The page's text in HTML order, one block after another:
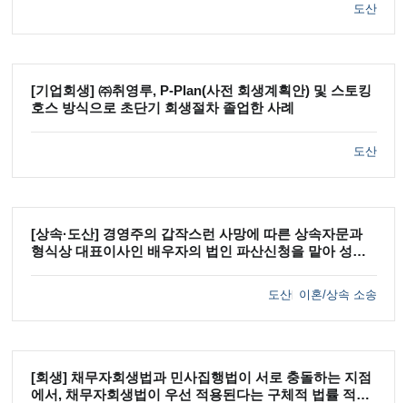
도산
[기업회생] ㈜취영루, P-Plan(사전 회생계획안) 및 스토킹
호스 방식으로 초단기 회생절차 졸업한 사례
도산
[상속·도산] 경영주의 갑작스런 사망에 따른 상속자문과
형식상 대표이사인 배우자의 법인 파산신청을 맡아 성공
도산 이혼/상속 소송
[회생] 채무자회생법과 민사집행법이 서로 충돌하는 지점
에서, 채무자회생법이 우선 적용된다는 구체적 법률 적용